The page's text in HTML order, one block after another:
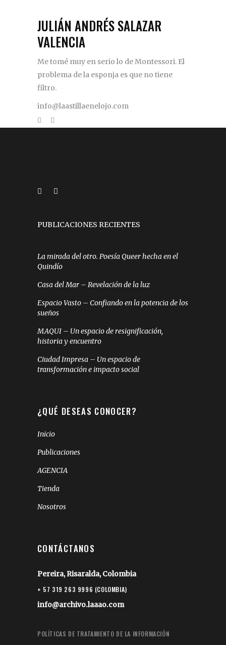
JULIÁN ANDRÉS SALAZAR
VALENCIA
Me tomé muy en serio lo de Montessori. El
problema de la esponja es que no tiene
filtro.
info@laastillaenelojo.com
PUBLICACIONES RECIENTES
La mirada del otro. Poesía Queer hecha en el
Quindío
Casa del Mar – Revelación de la luz
Espacio Vasto – Confiando en la potencia de los
sueños
MAQUI – Un espacio de resignificación,
historia y encuentro
Ciudad Impresa – Un espacio de
transformación e impacto social
¿QUÉ DESEAS CONOCER?
Inicio
Publicaciones
AGENCIA
Tienda
Nosotros
CONTÁCTANOS
Pereira, Risaralda, Colombia
+ 57 319 263 9996 (COLOMBIA)
info@archivo.laaao.com
POLÍTICAS DE TRATAMIENTO DE LA INFORMACIÓN